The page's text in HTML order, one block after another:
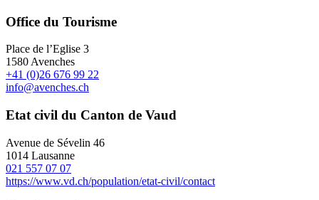
Office du Tourisme
Place de l’Eglise 3
1580 Avenches
+41 (0)26 676 99 22
info@avenches.ch
Etat civil du Canton de Vaud
Avenue de Sévelin 46
1014 Lausanne
021 557 07 07
https://www.vd.ch/population/etat-civil/contact